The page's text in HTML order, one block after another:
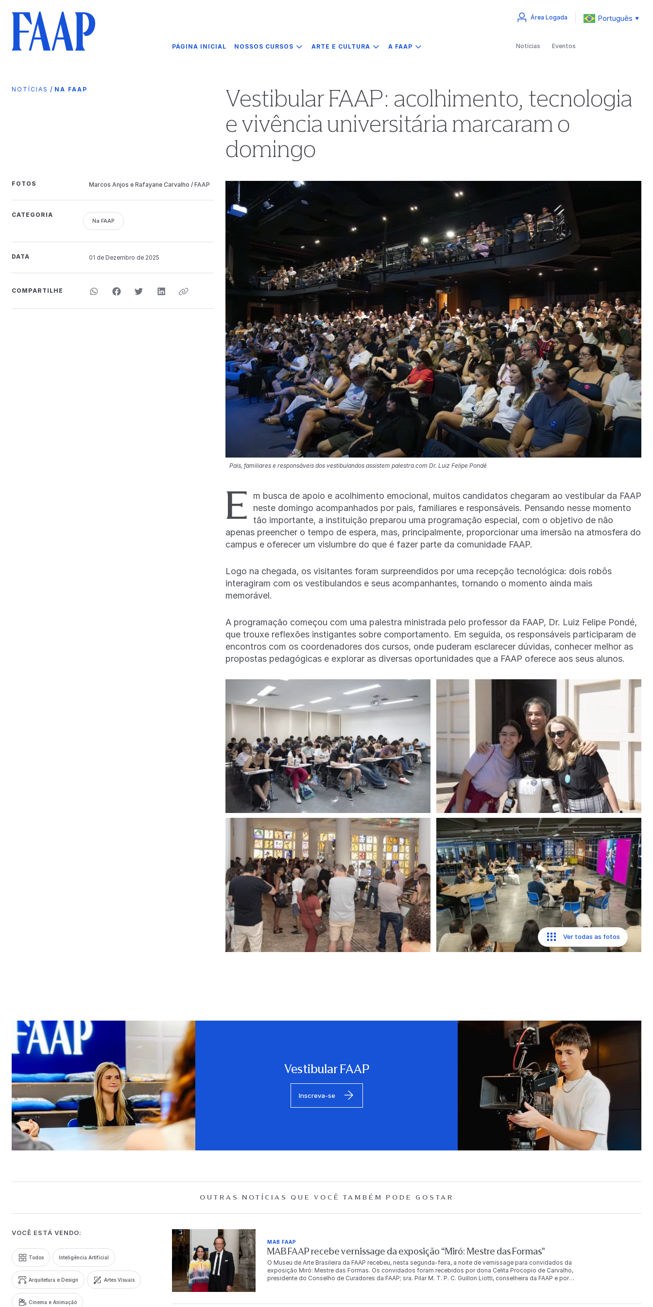
PÁGINA INICIAL NOSSOS CURSOS ARTE E CULTURA A FAAP
Área Logada Português ▼
Notícias Eventos
NOTÍCIAS / NA FAAP
Vestibular FAAP: acolhimento, tecnologia
e vivência universitária marcaram o
domingo
FOTOS Marcos Anjos e Rafayane Carvalho / FAAP
CATEGORIA
Na FAAP
DATA 01 de Dezembro de 2025
COMPARTILHE
Pais, familiares e responsáveis dos vestibulandos assistem palestra com Dr. Luiz Felipe Pondé
E
m busca de apoio e acolhimento emocional, muitos candidatos chegaram ao vestibular da FAAP
neste domingo acompanhados por pais, familiares e responsáveis. Pensando nesse momento
tão importante, a instituição preparou uma programação especial, com o objetivo de não
apenas preencher o tempo de espera, mas, principalmente, proporcionar uma imersão na atmosfera do
campus e oferecer um vislumbre do que é fazer parte da comunidade FAAP.
Logo na chegada, os visitantes foram surpreendidos por uma recepção tecnológica: dois robôs
interagiram com os vestibulandos e seus acompanhantes, tornando o momento ainda mais
memorável.
A programação começou com uma palestra ministrada pelo professor da FAAP, Dr. Luiz Felipe Pondé,
que trouxe reflexões instigantes sobre comportamento. Em seguida, os responsáveis participaram de
encontros com os coordenadores dos cursos, onde puderam esclarecer dúvidas, conhecer melhor as
propostas pedagógicas e explorar as diversas oportunidades que a FAAP oferece aos seus alunos.
Ver todas as fotos
Vestibular FAAP
Inscreva-se
OUTRAS NOTÍCIAS QUE VOCÊ TAMBÉM PODE GOSTAR
VOCÊ ESTÁ VENDO:
Todos Inteligência Artificial
Arquitetura e Design Artes Visuais
Cinema e Animação
MAB FAAP
MAB FAAP recebe vernissage da exposição “Miró: Mestre das Formas”
O Museu de Arte Brasileira da FAAP recebeu, nesta segunda-feira, a noite de vernissage para convidados da
exposição Miró: Mestre das Formas. Os convidados foram recebidos por dona Celita Procopio de Carvalho,
presidente do Conselho de Curadores da FAAP; sra. Pilar M. T. P. C. Guillon Liotti, conselheira da FAAP e por